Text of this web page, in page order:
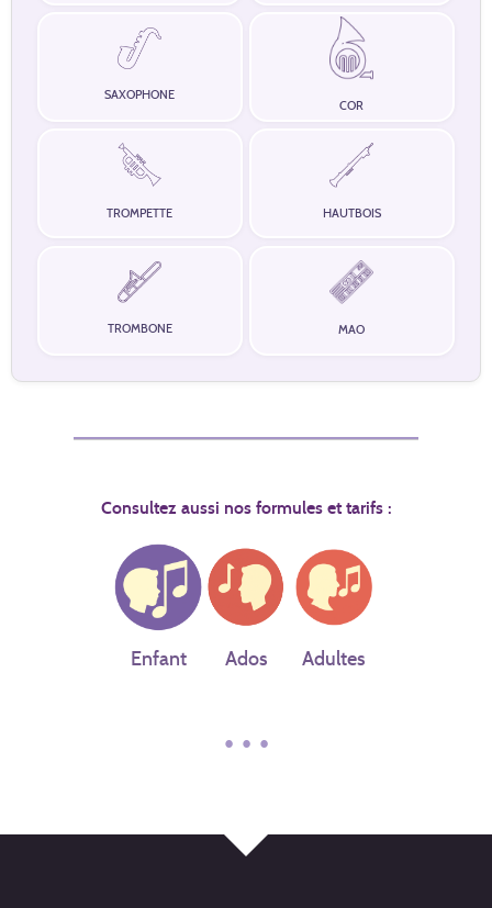
SAXOPHONE
COR
TROMPETTE HAUTBOIS
TROMBONE MAO
Consultez aussi nos formules et tarifs :
Enfant Ados Adultes
• • •